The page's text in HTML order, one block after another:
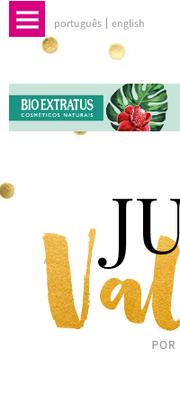
português english